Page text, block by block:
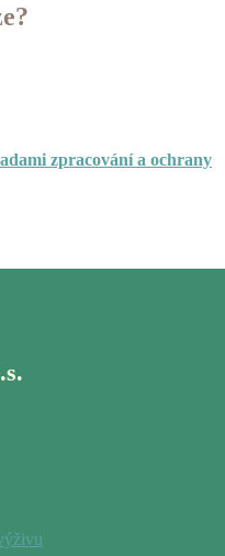
zpracování a ochrany